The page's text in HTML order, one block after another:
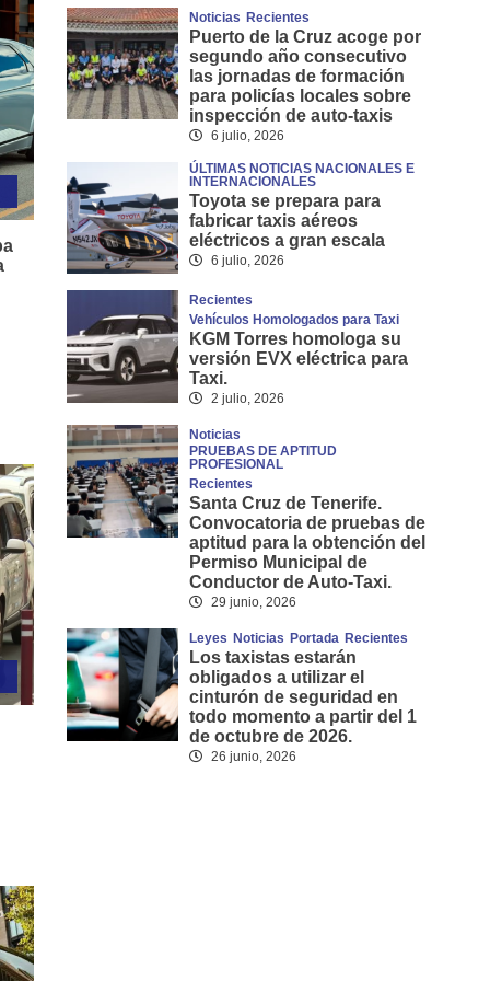
Noticias Recientes
Puerto de la Cruz acoge por
segundo año consecutivo
las jornadas de formación
para policías locales sobre
inspección de auto-taxis
6 julio, 2026
ÚLTIMAS NOTICIAS NACIONALES E
INTERNACIONALES
Toyota se prepara para
fabricar taxis aéreos
eléctricos a gran escala
6 julio, 2026
Recientes
Vehículos Homologados para Taxi
KGM Torres homologa su
versión EVX eléctrica para
Taxi.
2 julio, 2026
Noticias
PRUEBAS DE APTITUD
PROFESIONAL
Recientes
Santa Cruz de Tenerife.
Convocatoria de pruebas de
aptitud para la obtención del
Permiso Municipal de
Conductor de Auto-Taxi.
29 junio, 2026
Leyes Noticias Portada Recientes
Los taxistas estarán
obligados a utilizar el
cinturón de seguridad en
todo momento a partir del 1
de octubre de 2026.
26 junio, 2026